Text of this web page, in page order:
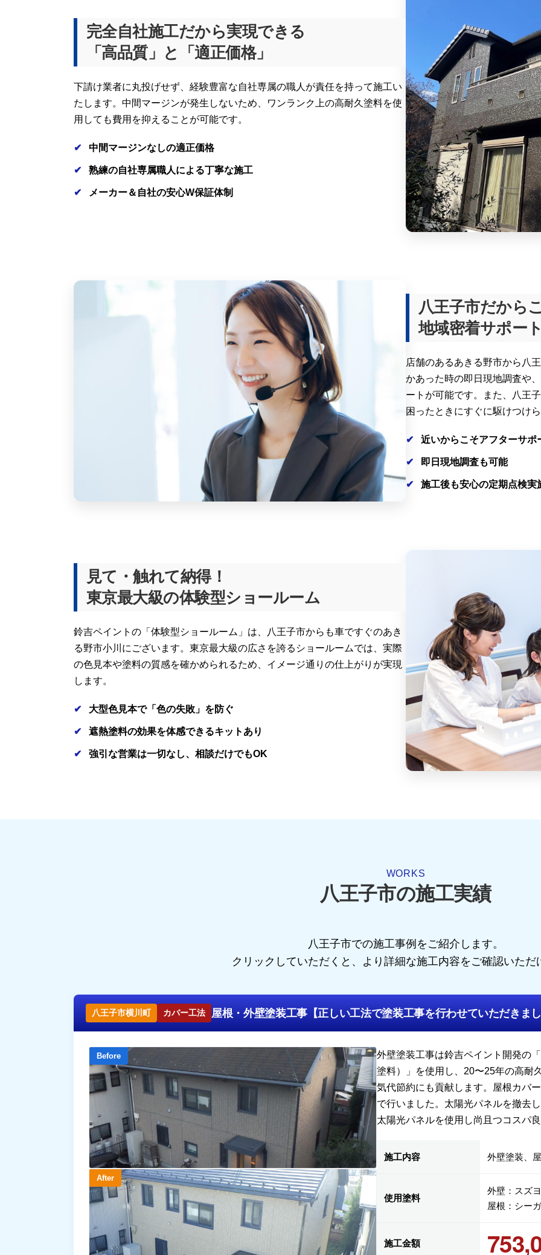
完全自社施工だから実現できる
「高品質」と「適正価格」
下請け業者に丸投げせず、経験豊富な自社専属の職人が責任を持って施工い
たします。中間マージンが発生しないため、ワンランク上の高耐久塗料を使
用しても費用を抑えることが可能です。
中間マージンなしの適正価格
熟練の自社専属職人による丁寧な施工
メーカー＆自社の安心W保証体制
八王子市だから
地域密着サポー
店舗のあるあきる野市から八
かあった時の即日現地調査や
ートが可能です。また、八王
困ったときにすぐに駆けつけ
近いからこそアフターサポ
即日現地調査も可能
施工後も安心の定期点検実
見て・触れて納得！
東京最大級の体験型ショールーム
鈴吉ペイントの「体験型ショールーム」は、八王子市からも車ですぐのあき
る野市小川にございます。東京最大級の広さを誇るショールームでは、実際
の色見本や塗料の質感を確かめられるため、イメージ通りの仕上がりが実現
します。
大型色見本で「色の失敗」を防ぐ
遮熱塗料の効果を体感できるキットあり
強引な営業は一切なし、相談だけでもOK
WORKS
八王子市の施工実績
八王子市での施工事例をご紹介します。
クリックしていただくと、より詳細な施工内容をご確認いただ
八王子市横川町 カバー工法 屋根・外壁塗装工事【正しい工法で塗装工事を行わせていただきま
Before
After
外壁塗装工事は鈴吉ペイント開発の
塗料）」を使用し、20〜25年の高耐
気代節約にも貢献します。屋根カバ
で行いました。太陽光パネルを撤去
太陽光パネルを使用し尚且つコスパ
施工内容 外壁塗装、
使用塗料
外壁：スズ
屋根：シー
施工金額